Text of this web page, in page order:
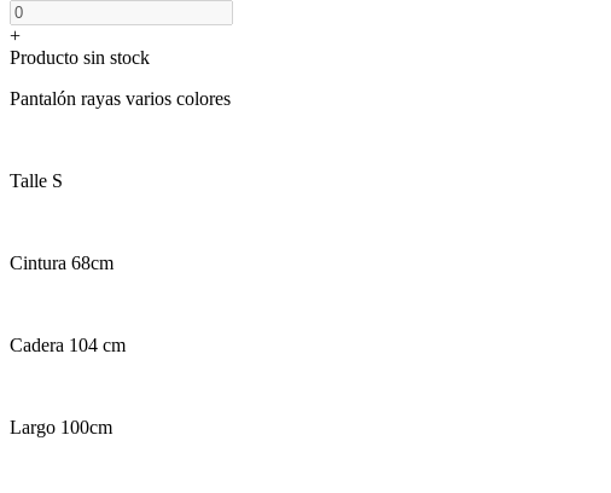
+
Producto sin stock
Pantalón rayas varios colores
Talle S
Cintura 68cm
Cadera 104 cm
Largo 100cm